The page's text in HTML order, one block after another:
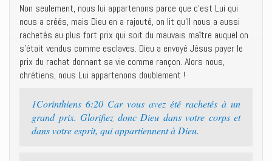
Non seulement, nous lui appartenons parce que c’est Lui qui
nous a créés, mais Dieu en a rajouté, on lit qu’Il nous a aussi
rachetés au plus fort prix qui soit du mauvais maître auquel on
s’était vendus comme esclaves. Dieu a envoyé Jésus payer le
prix du rachat donnant sa vie comme rançon. Alors nous,
chrétiens, nous Lui appartenons doublement !
1Corinthiens 6:20 Car vous avez été rachetés à un
grand prix. Glorifiez donc Dieu dans votre corps et
dans votre esprit, qui appartiennent à Dieu.